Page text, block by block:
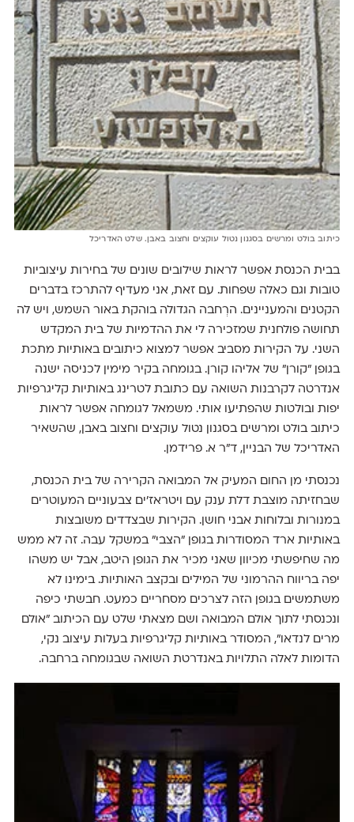
כיתוב בולט ומרשים בסגנון נטול עוקצים וחצוב באבן. שלט האדריכל
בבית הכנסת אפשר לראות שילובים שונים של בחירות עיצוביות
טובות וגם כאלה שפחות. עם זאת, אני מעדיף להתרכז בדברים
הקטנים והמעניינים. הרְחבה הגדולה בוהקת באור השמש, ויש לה
תחושה פולחנית שמזכירה לי את ההדמיות של בית המקדש
השני. על הקירות מסביב אפשר למצוא כיתובים באותיות מתכת
בגופן ״קורן״ של אליהו קורן. בגומחה בקיר מימין לכניסה ישנה
אנדרטה לקרבנות השואה עם כתובת לטרינג באותיות קליגרפיות
יפות ובולטות שהפתיעו אותי. משמאל לגומחה אפשר לראות
כיתוב בולט ומרשים בסגנון נטול עוקצים וחצוב באבן, שהשאיר
האדריכל של הבניין, ד״ר א. פרידמן.
נכנסתי מן החום המעיק אל המבואה הקרירה של בית הכנסת,
שבחזיתה מוצבת דלת ענק עם ויטראז׳ים צבעוניים המעוטרים
במנורות ובלוחות אבני חושן. הקירות שבצדדים משובצות
באותיות ארד המסודרות בגופן ״הצבי״ במשקל עבה. זה לא ממש
מה שחיפשתי מכיוון שאני מכיר את הגופן היטב, אבל יש משהו
יפה בריווח ההרמוני של המילים ובקצב האותיות. בימינו לא
משתמשים בגופן הזה לצרכים מסחריים כמעט. חבשתי כיפה
ונכנסתי לתוך אולם המבואה ושם מצאתי שלט עם הכיתוב ״אולם
מרים לנדאו״, המסודר באותיות קליגרפיות בעלות עיצוב נקי,
הדומות לאלה התלויות באנדרטת השואה שבגומחה ברחבה.